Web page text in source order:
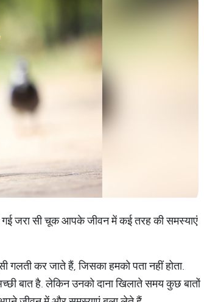
गई जरा सी चूक आपके जीवन में कई तरह की समस्याएं
कर जाते हैं, जिसका हमको पता नहीं होता.
बात है. लेकिन उनको दाना खिलाते समय कुछ बातों